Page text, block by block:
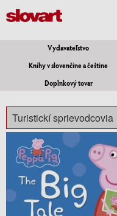
Vydavateľstvo
Knihy v slovenčine a češtine
Doplnkový tovar